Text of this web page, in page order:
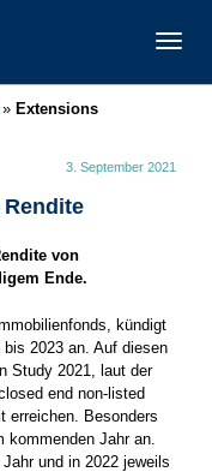
» Extensions
3. September 2021
von
Ende.
kündigt
bis 2023 an. Auf diesen
Study 2021, laut der
end non-listed
erreichen. Besonders
Jahr an.
und in 2022 jeweils